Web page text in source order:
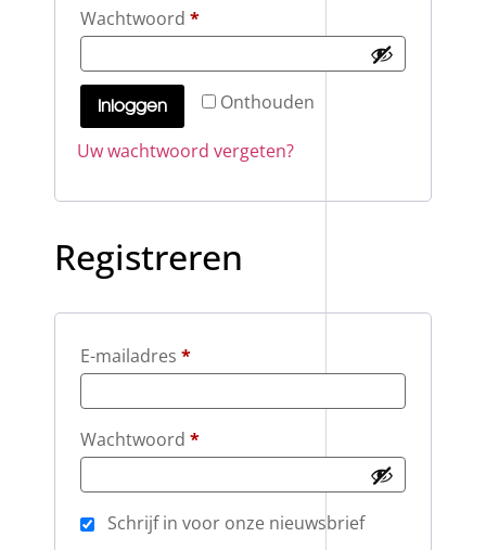
Wachtwoord *
Onthouden
Inloggen
Uw wachtwoord vergeten?
Registreren
E-mailadres *
Wachtwoord *
Schrijf in voor onze nieuwsbrief